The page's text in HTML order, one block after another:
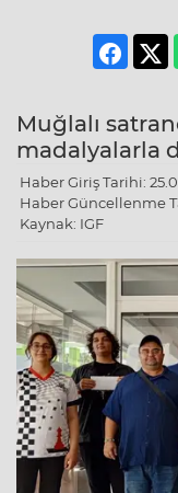
Muğlalı
madalyalarla
Haber Giriş Tarihi:
Haber Güncellenme
Kaynak: IGF